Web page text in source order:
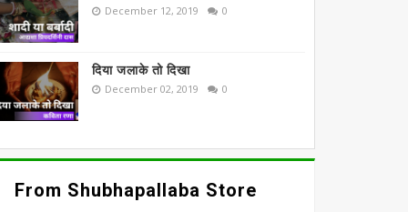
December 12, 2019 0
दिया जलाके तो दिखा
December 02, 2019 0
From Shubhapallaba Store